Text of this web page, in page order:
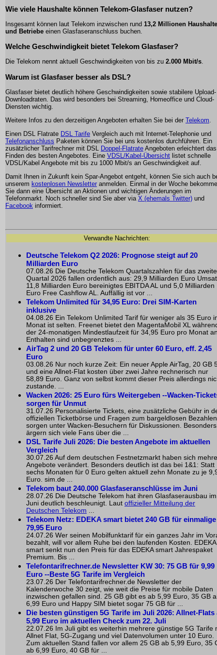
Wie viele Haushalte können Telekom-Glasfaser nutzen?
Insgesamt können laut Telekom inzwischen rund 13,2 Millionen Haushalte
und Betriebe einen Glasfaseranschluss buchen.
Welche Geschwindigkeit bietet Telekom Glasfaser?
Die Telekom nennt aktuell Geschwindigkeiten von bis zu 2.000 Mbit/s.
Warum ist Glasfaser besser als DSL?
Glasfaser bietet deutlich höhere Geschwindigkeiten sowie stabilere
Downloadraten. Das wird besonders bei Streaming, Homeoffice und Cloud-
Diensten wichtig.
Weitere Infos zu den derzeitigen Angeboten erhalten Sie bei der Telekom
Einen DSL Flatrate DSL Tarife Vergleich auch mit Internet-Telephonie und
Telefonanschluss Paketen können Sie bei uns kostenlos durchführen. Ein
zusätzlicher Tarifrechner mit DSL
Doppel-Flatrate Angeboten erleichtert das
Finden des besten Angebotes. Eine VDSL/Kabel-Übersicht listet schnelle
VDSL/Kabel Angebote mit bis zu 1000 Mbit/s an Geschwindigkeit auf.
Damit Ihnen in Zukunft kein Spar-Angebot entgeht, können Sie sich auch
unserem kostenlosen Newsletter anmelden. Einmal in der Woche
Sie dann eine Übersicht an Aktionen und wichtigen Änderungen im
Telefonmarkt. Noch schneller sind Sie aber via X (ehemals Twitter) und
Facebook informiert.
Verwandte Nachrichten:
Deutsche Telekom Q2 2026: Prognose steigt auf 20
Milliarden Euro
07.08.26 Die Deutsche Telekom Quartalszahlen für das zweite
Quartal 2026 fallen ordentlich aus: 29,9 Milliarden Euro
11,8 Milliarden Euro bereinigtes EBITDA AL und 5,0 Milliarden
Euro Free Cashflow AL. Auffällig ist vor ...
Telekom Unlimited für 34,95 Euro: Drei SIM-Karten
inklusive
04.08.26 Ein Telekom Unlimited Tarif für weniger als 35 Euro
Monat ist selten. Freenet bietet den MagentaMobil XL
der 24-monatigen Mindestlaufzeit für 34,95 Euro pro Monat
Enthalten sind unbegrenztes ...
AirTag 2 und 20 GB Telekom für unter 60 Euro, eff. 2,45
Euro
03.08.26 Nur noch kurze Zeit: Ein neuer Apple AirTag, 20 GB
und eine Allnet-Flat kosten über zwei Jahre rechnerisch nur
58,89 Euro. Ganz von selbst kommt dieser Preis allerdings
zustande. ...
Wacken 2026: 25 Euro fürs Weitergeben --Wacken-
sorgen für Unmut
31.07.26 Personalisierte Tickets, eine zusätzliche Gebühr in
offiziellen Ticketbörse und Fragen zum bargeldlosen Bezahlen
sorgen unter Wacken-Besuchern für Diskussionen. Besonders
ärgern sich viele Fans über die ...
DSL Tarife Juli 2026: Die besten Angebote im aktuellen
Vergleich
30.07.26 Auf dem deutschen Festnetzmarkt haben sich
Angebote verändert. Besonders deutlich ist das bei 1&1: Statt
sechs Monaten für 0 Euro gelten aktuell zehn Monate zu je
Euro. sim.de ...
Telekom baut 240.000 Glasfaseranschlüsse im Juni
28.07.26 Die Deutsche Telekom hat ihren Glasfaserausbau im
Juni deutlich beschleunigt. Laut offizieller Mitteilung der
Deutschen Telekom ...
Telekom Netz: EDEKA smart bietet 240 GB für einmalige
79,95 Euro
24.07.26 Wer seinen Mobilfunktarif für ein ganzes Jahr im
bezahlt, will vor allem Ruhe bei den laufenden Kosten. EDEKA
smart senkt nun den Preis für das EDEKA smart Jahrespaket
Premium. Bis ...
Telefontarifrechner.de Newsletter KW 30: 75 GB für 9,99
Euro --Beste 5G Tarife im Vergleich
23.07.26 Der Telefontarifrechner.de Newsletter der
Kalenderwoche 30 zeigt, wie weit die Preise für mobile Daten
inzwischen gefallen sind. 25 GB gibt es ab 5,99 Euro, 35 GB
6,99 Euro und Happy SIM bietet sogar 75 GB für ...
Die besten günstigen 5G Tarife im Juli 2026: Allnet-Flats
5,99 Euro im aktuellen Check zum 22. Juli
22.07.26 Im Juli gibt es weiterhin mehrere günstige 5G Tarife
Allnet Flat, 5G-Zugang und viel Datenvolumen unter 10 Euro.
Zum aktuellen Stand fallen vor allem 25 GB ab 5,99 Euro, 35
ab 6,99 Euro, 40 GB für ...